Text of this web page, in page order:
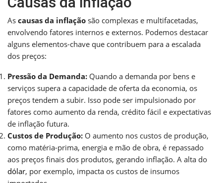
As causas da inflação são complexas e multifacetadas,
envolvendo fatores internos e externos. Podemos destacar
alguns elementos-chave que contribuem para a escalada
dos preços:
Pressão da Demanda: Quando a demanda por bens e
serviços supera a capacidade de oferta da economia, os
preços tendem a subir. Isso pode ser impulsionado por
fatores como aumento da renda, crédito fácil e expectativas
de inflação futura.
Custos de Produção: O aumento nos custos de produção,
como matéria-prima, energia e mão de obra, é repassado
aos preços finais dos produtos, gerando inflação. A alta do
dólar, por exemplo, impacta os custos de insumos